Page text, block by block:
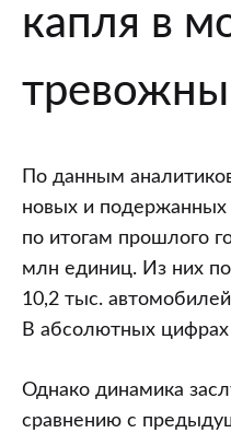
капля в
По данным
новых и
по итогам прошлого
млн единиц. Из них
10,2 тыс.
В абсолютных
Однако динамика
сравнению с